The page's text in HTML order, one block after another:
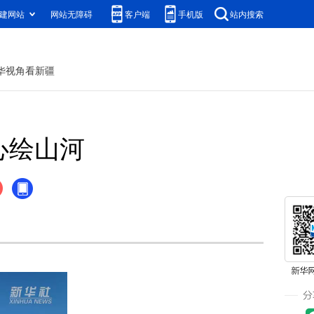
网站 网站无障碍 客户端 手机版 站内搜索
视角看新疆
绘山河